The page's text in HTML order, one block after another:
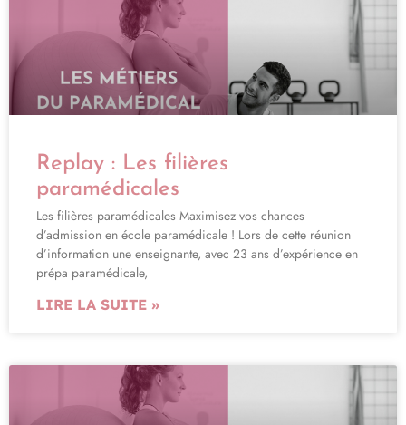
Replay : Les filières
paramédicales
Les filières paramédicales Maximisez vos chances
d’admission en école paramédicale ! Lors de cette réunion
d’information une enseignante, avec 23 ans d’expérience en
prépa paramédicale,
LIRE LA SUITE »